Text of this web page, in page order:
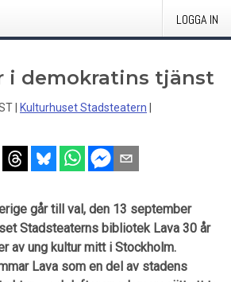
LOGGA IN
i demokratins tjänst
Kulturhuset Stadsteatern
går till val, den 13 september
Stadsteaterns bibliotek Lava 30 år
av ung kultur mitt i Stockholm.
Lava som en del av stadens